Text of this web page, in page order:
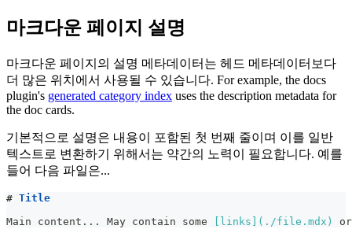
마크다운 페이지 설명
마크다운 페이지의 설명 메타데이터는 헤드 메타데이터보다
더 많은 위치에서 사용될 수 있습니다. For example, the docs
plugin's generated category index uses the description metadata for
the doc cards.
기본적으로 설명은 내용이 포함된 첫 번째 줄이며 이를 일반
텍스트로 변환하기 위해서는 약간의 노력이 필요합니다. 예를
들어 다음 파일은...
# Title
Main content... May contain some
links ]( ./file.mdx )